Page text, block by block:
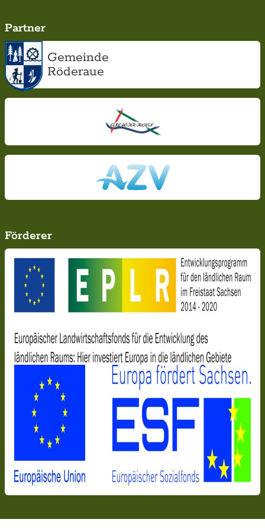
Partner
Gemeinde
Röderaue
Förderer